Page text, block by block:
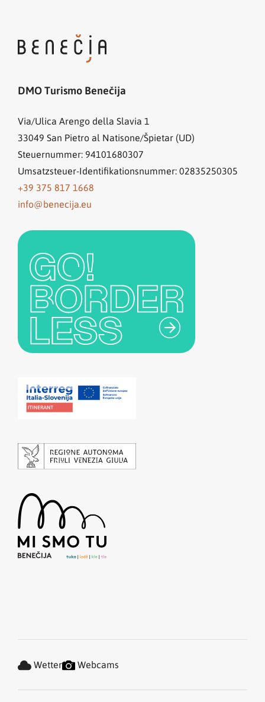
DMO Turismo Benečija
Via/Ulica Arengo della Slavia 1
33049 San Pietro al Natisone/Špietar (UD)
Steuernummer: 94101680307
Umsatzsteuer-Identifikationsnummer: 02835250305
+39 375 817 1668
info@benecija.eu
Wetter Webcams